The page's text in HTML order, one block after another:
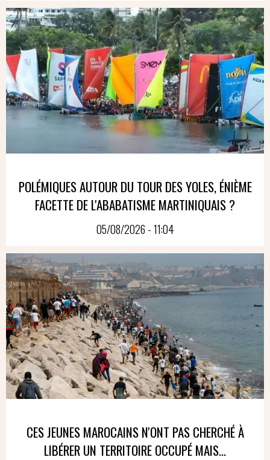
POLÉMIQUES AUTOUR DU TOUR DES YOLES, ÉNIÈME
FACETTE DE L'ABABATISME MARTINIQUAIS ?
05/08/2026 - 11:04
CES JEUNES MAROCAINS N'ONT PAS CHERCHÉ À
LIBÉRER UN TERRITOIRE OCCUPÉ MAIS...